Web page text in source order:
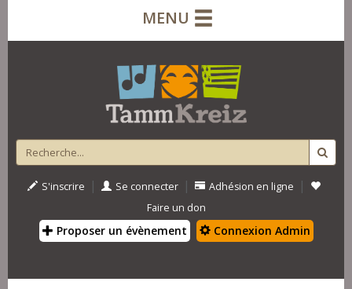
MENU
S'inscrire | Se connecter | Adhésion en ligne |
Faire un don
Proposer un évènement Connexion Admin